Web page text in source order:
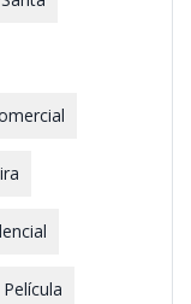
Película